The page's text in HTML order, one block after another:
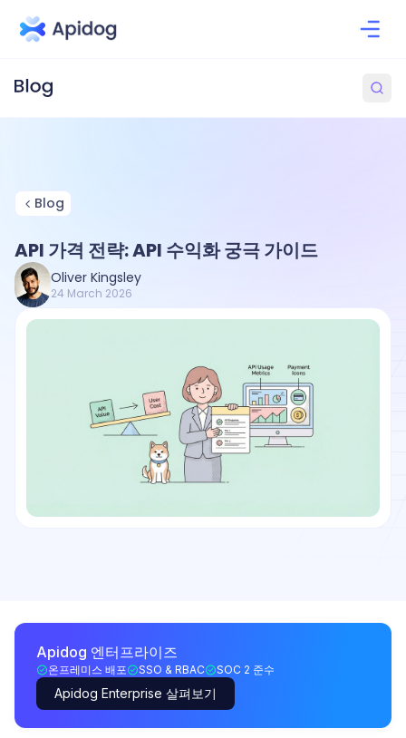
Blog
API 가격 전략: API 수익화 궁극 가이드
Oliver Kingsley
24 March 2026
Apidog 엔터프라이즈
온프레미스 배포 SSO & RBAC SOC 2 준수
Apidog Enterprise 살펴보기